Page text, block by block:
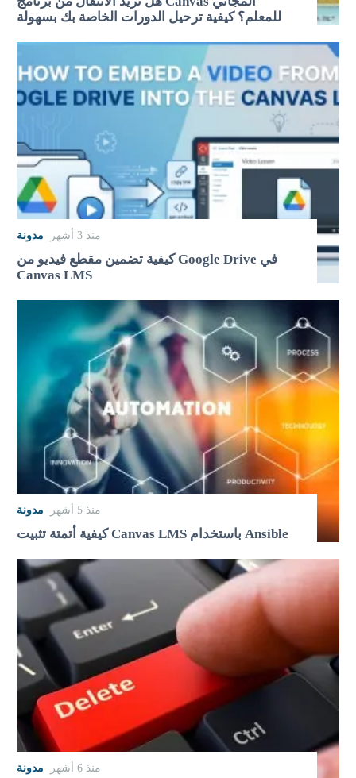
للمعلم؟ كيفية ترحيل الدورات الخاصة بك بسهولة
مدونة منذ 3 أشهر
كيفية تضمين مقطع فيديو من Google Drive في
Canvas LMS
مدونة منذ 5 أشهر
كيفية أتمتة تثبيت Canvas LMS باستخدام Ansible
مدونة منذ 6 أشهر